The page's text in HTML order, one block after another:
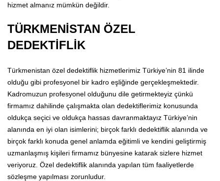
hizmet almanız mümkün değildir.
TÜRKMENİSTAN ÖZEL
DEDEKTİFLİK
Türkmenistan özel dedektiflik hizmetlerimiz Türkiye’nin 81 ilinde
olduğu gibi profesyonel bir kadro eşliğinde gerçekleşmektedir.
Kadromuzun profesyonel olduğunu dile getirmekteyiz çünkü
firmamız dahilinde çalışmakta olan dedektiflerimiz konusunda
oldukça seçici ve oldukça hassas davranmaktayız Türkiye’nin
alanında en iyi olan isimlerini; birçok farklı dedektiflik alanında ve
birçok farklı konuda genel anlamda eğitimli ve kendini geliştirmiş
uzmanlaşmış kişileri firmamız bünyesine katarak sizlere hizmet
veriyoruz. Özel dedektiflik alanında yapılan tüm faaliyetlerde
sözleşme yapılması zorunludur.